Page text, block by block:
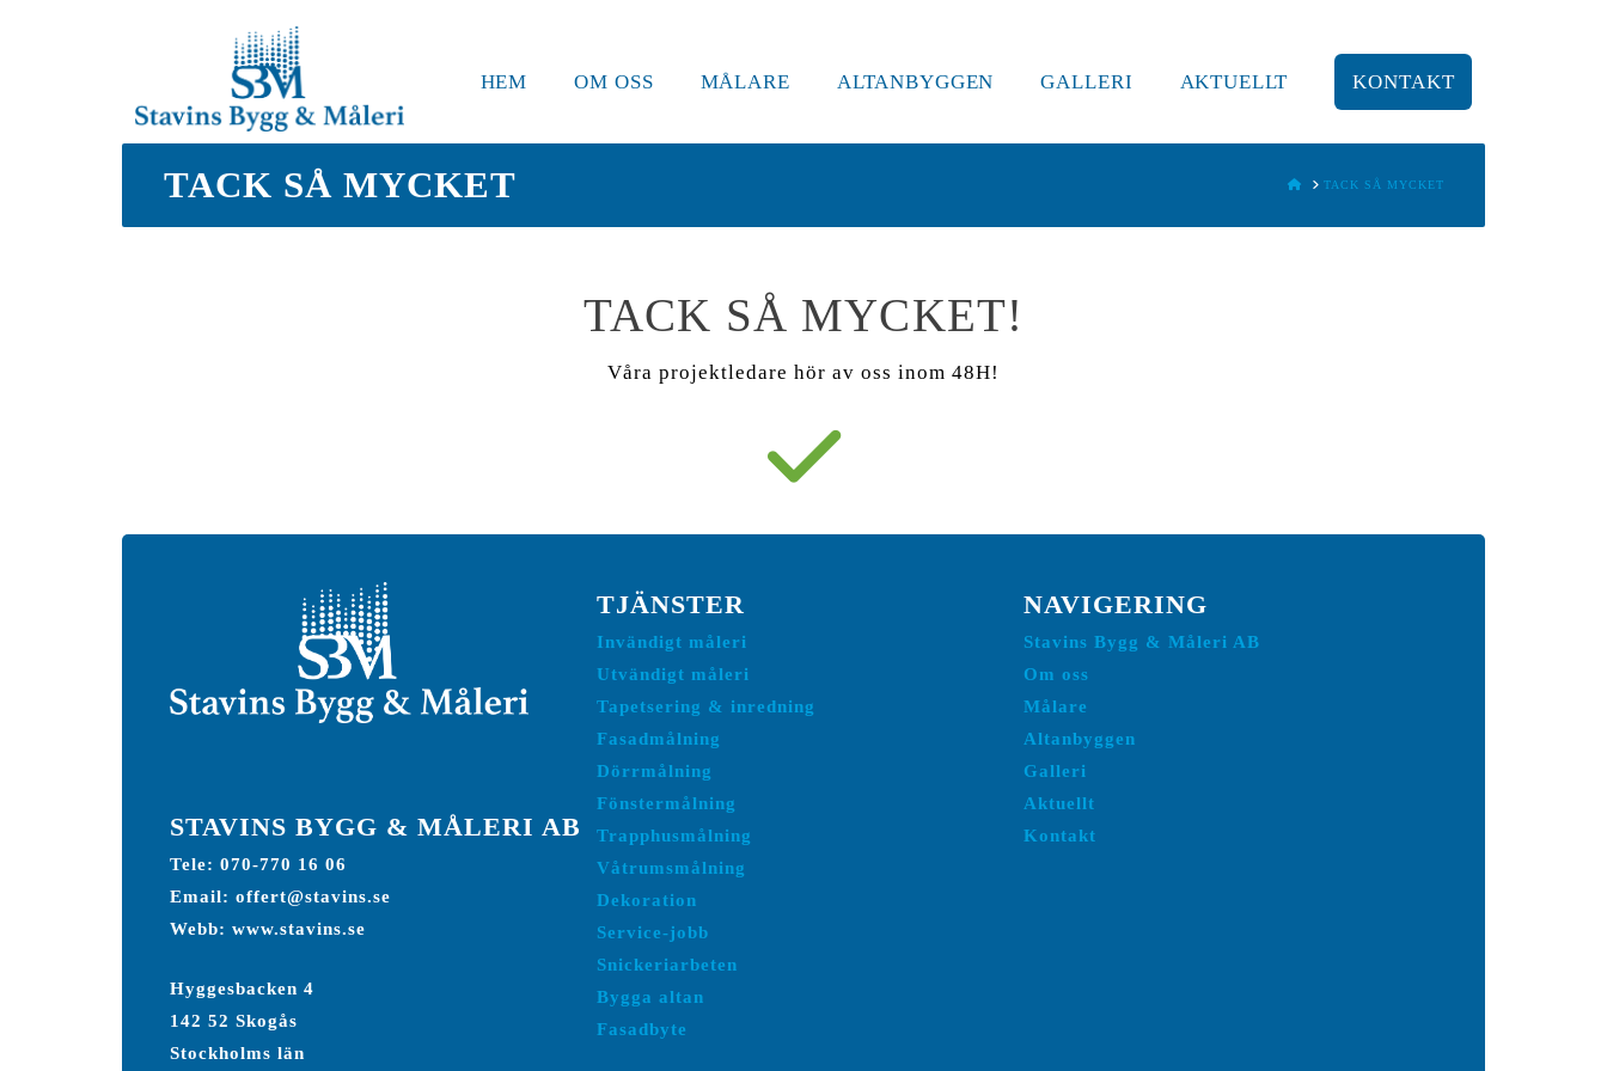
HEM OM OSS MÅLARE ALTANBYGGEN GALLERI AKTUELLT KONTAKT
TACK SÅ MYCKET HOMETACK SÅ MYCKET
TACK SÅ MYCKET!
Våra projektledare hör av oss inom 48H!
STAVINS BYGG & MÅLERI AB
Tele: 070-770 16 06
Email: offert@stavins.se
Webb: www.stavins.se
Hyggesbacken 4
142 52 Skogås
Stockholms län
TJÄNSTER
Invändigt måleri
Utvändigt måleri
Tapetsering & inredning
Fasadmålning
Dörrmålning
Fönstermålning
Trapphusmålning
Våtrumsmålning
Dekoration
Service-jobb
Snickeriarbeten
Bygga altan
Fasadbyte
NAVIGERING
Stavins Bygg & Måleri AB
Om oss
Målare
Altanbyggen
Galleri
Aktuellt
Kontakt